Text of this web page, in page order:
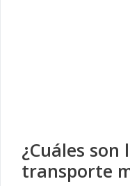
¿Cuáles son
transporte